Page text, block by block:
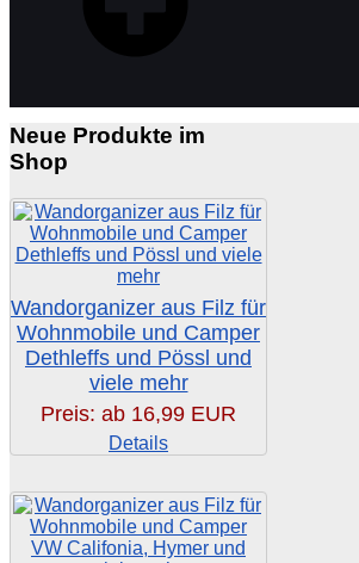
Neue Produkte im
Shop
Wandorganizer aus Filz für
Wohnmobile und Camper
Dethleffs und Pössl und
viele mehr
Preis: ab 16,99 EUR
Details